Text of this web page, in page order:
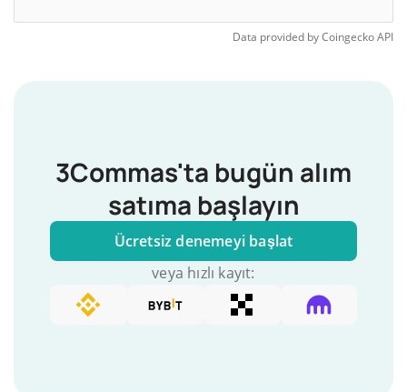
Data provided byCoingeckoAPI
3Commas'ta bugün alım
satıma başlayın
Ücretsiz denemeyi başlat
veya hızlı kayıt: